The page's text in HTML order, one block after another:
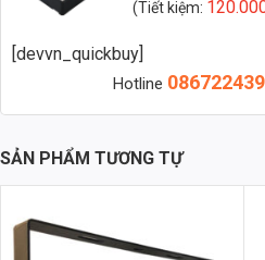
1. Đèn âm đất là gì?
Đèn âm đất là loại đèn LED được
đất, sàn bê tông, hay nền gạch, giúp
nước, chịu lực tốt, đèn âm đất
vực ngoài trời như sân vườn, công
(Tiết kiệm:
[devvn_quickbuy]
Hotline
SẢN PHẨM TƯƠNG TỰ